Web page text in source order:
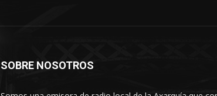
SOBRE NOSOTROS